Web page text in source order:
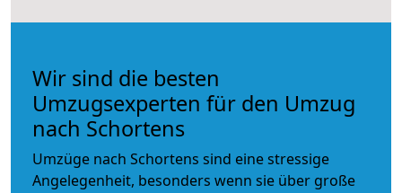
Wir sind die besten
Umzugsexperten für den Umzug
nach Schortens
Umzüge nach Schortens sind eine stressige
Angelegenheit, besonders wenn sie über große